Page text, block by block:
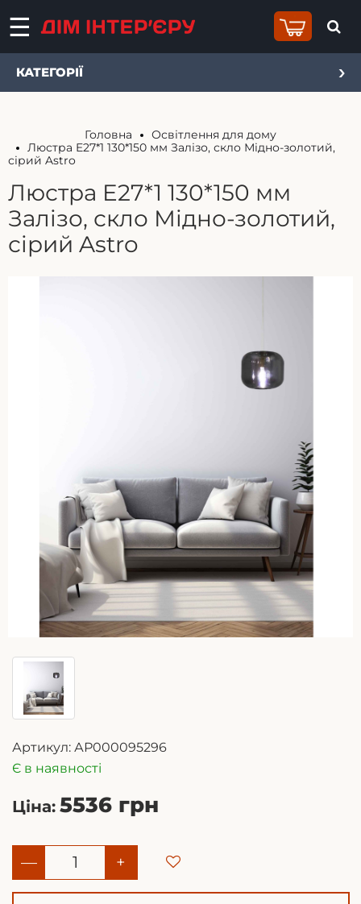
КАТЕГОРІЇ
Головна
Освітлення для дому
Люстра E27*1 130*150 мм Залізо, скло Мідно-золотий,
сірий Astro
Люстра E27*1 130*150 мм
Залізо, скло Мідно-золотий,
сірий Astro
Артикул: АР000095296
Є в наявності
Ціна: 5536 грн
— +